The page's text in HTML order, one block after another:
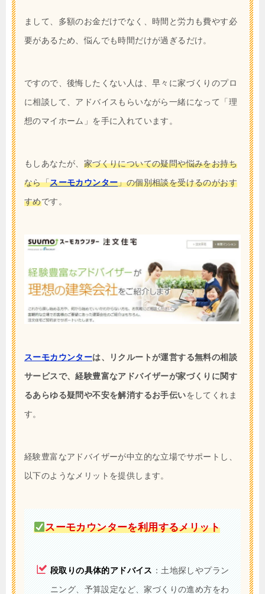
まして、多額のお金だけでなく、時間と労力も費やす必
要があるため、悩んでも時間だけが過ぎるだけ。
ですので、後悔したくない人は、早々に家づくりのプロ
に相談して、アドバイスもらいながら一緒になって「理
想のマイホーム」を手に入れています。
もしあなたが、 家づくりについての疑問や悩みをお持ち
なら「スーモカウンター」の個別相談を受けるのがおす
すめです。
スーモカウンターは、リクルートが運営する無料の相談
サービスで、経験豊富なアドバイザーが家づくりに関す
るあらゆる疑問や不安を解消するお手伝いをしてくれま
す。
経験豊富なアドバイザーが中立的な立場でサポートし、
以下のようなメリットを提供します。
スーモカウンターを利用するメリット
段取りの具体的アドバイス ：土地探しやプラン
ニング、予算設定など、家づくりの進め方をわ